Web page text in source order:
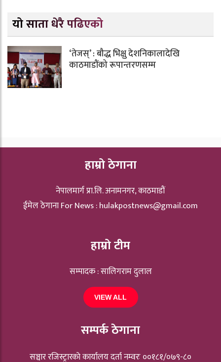
यो साता धेरै पढिएको
‘तेजस्’ : बौद्ध भिक्षु देशनिकालादेखि
काठमाडौंको रूपान्तरणसम्म
हाम्रो ठेगाना
नेपालमार्ग प्रा.लि. अनामनगर, काठमाडौं
ईमेल ठेगाना For News :hulakpostnews@gmail.com
हाम्रो टीम
सम्पादक : सालिगराम दुलाल
VIEW ALL
सम्पर्क ठेगाना
सञ्चार रजिस्ट्रारकाे कार्यालय दर्ता नम्वरः ००१८१/०७९-८०